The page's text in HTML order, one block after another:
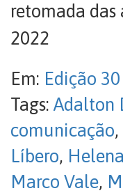
retomada das
2022
Em: Edição 30
Tags: Adalton
comunicação,
Líbero,
Marco Vale,